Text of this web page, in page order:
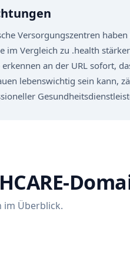
Versorgungszentren
im Vergleich zu .health
an der URL sofort,
lebenswichtig sein kann,
im Überblick.